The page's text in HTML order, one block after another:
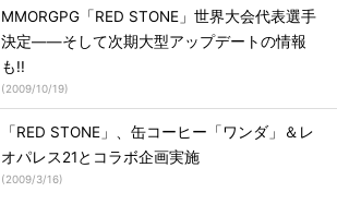
MMORGPG「RED STONE」世界大会代表選手
決定――そして次期大型アップデートの情報
も!!
(2009/10/19)
「RED STONE」、缶コーヒー「ワンダ」＆レ
オパレス21とコラボ企画実施
(2009/3/16)